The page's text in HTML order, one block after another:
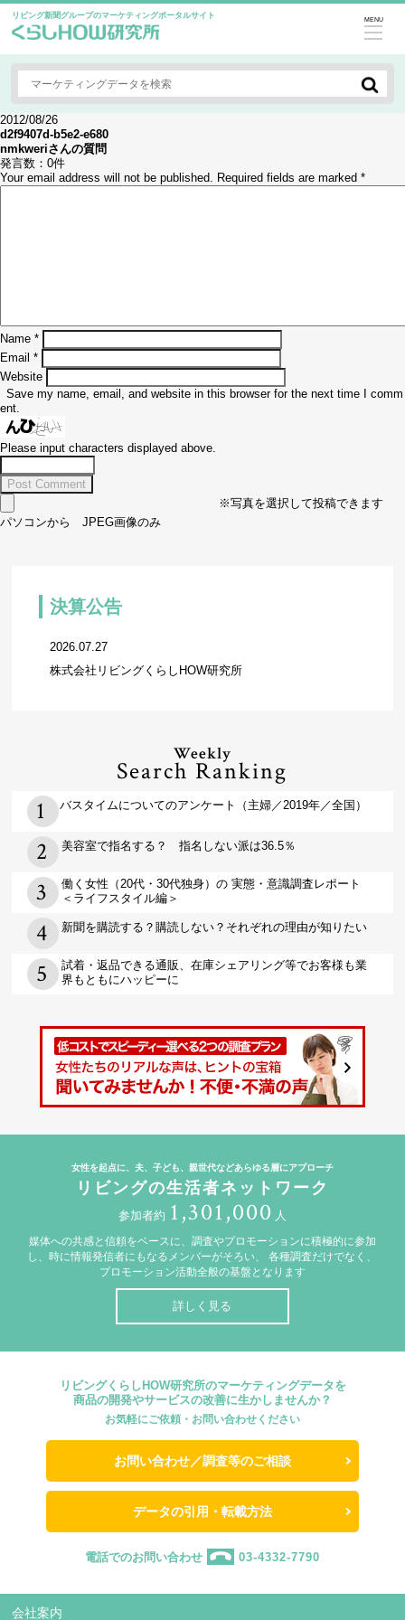
リビング新聞グループのマーケティングポータルサイト MENU
2012/08/26
d2f9407d-b5e2-e680
nmkweriさんの質問
発言数： 0件
Your email address will not be published. Required fields are marked *
Name *
Email *
Website
Save my name, email, and website in this browser for the next time I comm
ent.
Please input characters displayed above.
※写真を選択して投稿できます
パソコンから JPEG画像のみ
決算公告
2026.07.27
株式会社リビングくらしHOW研究所
Weekly
Search Ranking
バスタイムについてのアンケート（主婦／2019年／全国）
美容室で指名する？ 指名しない派は36.5％
働く女性（20代・30代独身）の 実態・意識調査レポート
＜ライフスタイル編＞
新聞を購読する？購読しない？それぞれの理由が知りたい
試着・返品できる通販、在庫シェアリング等でお客様も業
界もともにハッピーに
女性を起点に、夫、子ども、親世代などあらゆる層にアプローチ
リビングの生活者ネットワーク
参加者約 1,301,000 人
媒体への共感と信頼をベースに、調査やプロモーションに積極的に参加
し、時に情報発信者にもなるメンバーがそろい、
各種調査だけでなく、
プロモーション活動全般の基盤となります
詳しく見る
リビングくらしHOW研究所のマーケティングデータを
商品の開発やサービスの改善に生かしませんか？
お気軽にご依頼・お問い合わせください
お問い合わせ／調査等のご相談
データの引用・転載方法
電話でのお問い合わせ 03-4332-7790
会社案内